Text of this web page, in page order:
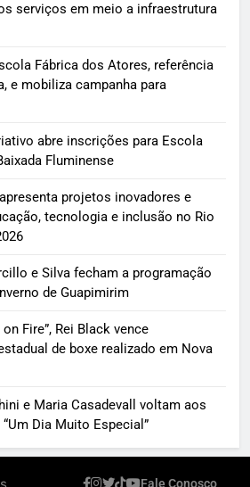
serviços em meio a infraestrutura
Fábrica dos Atores, referência
e mobiliza campanha para
abre inscrições para Escola
Fluminense
projetos inovadores e
tecnologia e inclusão no Rio
e Silva fecham a programação
de Guapimirim
Fire”, Rei Black vence
de boxe realizado em Nova
e Maria Casadevall voltam aos
Dia Muito Especial”
Fale Conosco